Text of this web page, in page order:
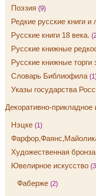
Поэзия (9)
Редкие русские книги
Русские книги 18 века.
Русские книжные
Русские книжные
Словарь Библиофила
Указы государства
Декоративно-прикладное
Нэцке (1)
Художественная бронза
Ювелирное искусство
Фаберже (2)